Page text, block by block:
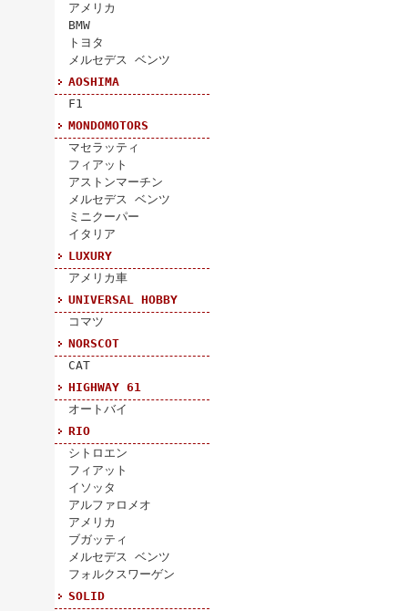
アメリカ
BMW
トヨタ
メルセデス ベンツ
AOSHIMA
F1
MONDOMOTORS
マセラッティ
フィアット
アストンマーチン
メルセデス ベンツ
ミニクーパー
イタリア
LUXURY
アメリカ車
UNIVERSAL HOBBY
コマツ
NORSCOT
CAT
HIGHWAY 61
オートバイ
RIO
シトロエン
フィアット
イソッタ
アルファロメオ
アメリカ
ブガッティ
メルセデス ベンツ
フォルクスワーゲン
SOLID